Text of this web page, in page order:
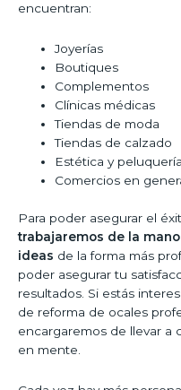
encuentran:
Joyerías
Boutiques
Complementos
Clínicas médicas
Tiendas de moda
Tiendas de calzado
Estética y peluquería
Comercios en
Para poder asegurar el
trabajaremos de la
ideas de la forma más
poder asegurar tu
resultados. Si estás
de reforma de ocales
encargaremos de llevar a
en mente.